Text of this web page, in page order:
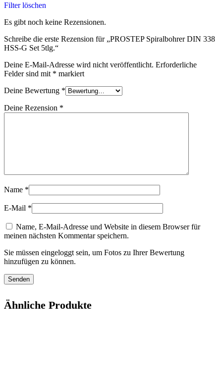
Filter löschen
Es gibt noch keine Rezensionen.
Schreibe die erste Rezension für „PROSTEP Spiralbohrer DIN 338
HSS-G Set 5tlg.“
Deine E-Mail-Adresse wird nicht veröffentlicht. Erforderliche
Felder sind mit * markiert
Deine Bewertung *
Deine Rezension *
Name *
E-Mail *
Name, E-Mail-Adresse und Website in diesem Browser für
meinen nächsten Kommentar speichern.
Sie müssen eingeloggt sein, um Fotos zu Ihrer Bewertung
hinzufügen zu können.
Ähnliche Produkte